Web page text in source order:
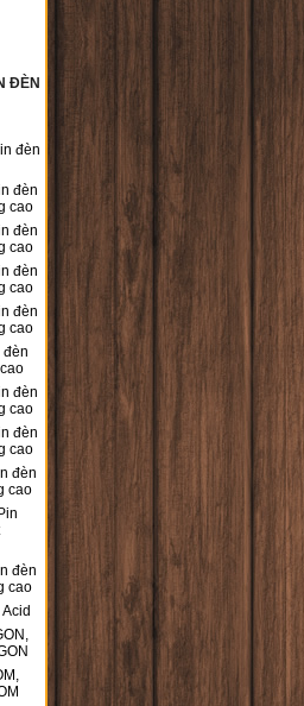
ĐÈN
đèn
đèn
cao
đèn
cao
đèn
cao
đèn
cao
đèn
đèn
cao
đèn
cao
đèn
cao
đèn
cao